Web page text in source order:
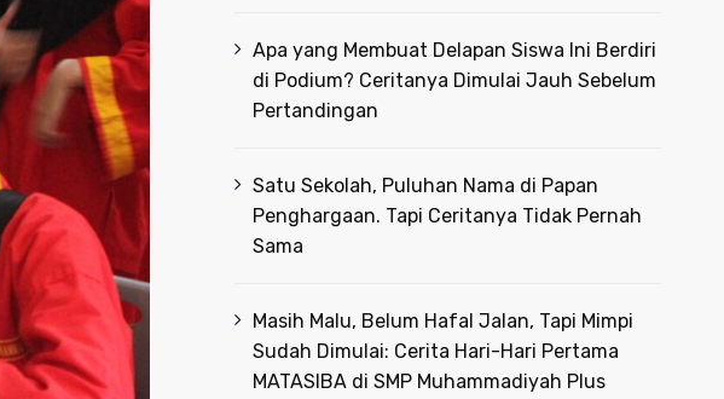
Apa yang Membuat Delapan Siswa Ini Berdiri
di Podium? Ceritanya Dimulai Jauh Sebelum
Pertandingan
Satu Sekolah, Puluhan Nama di Papan
Penghargaan. Tapi Ceritanya Tidak Pernah
Sama
Masih Malu, Belum Hafal Jalan, Tapi Mimpi
Sudah Dimulai: Cerita Hari-Hari Pertama
MATASIBA di SMP Muhammadiyah Plus